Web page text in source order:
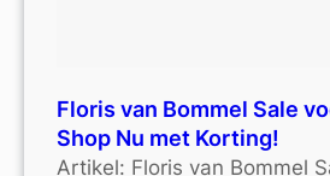
Floris van Bommel Sale
Shop Nu met Korting!
Artikel: Floris van Bommel